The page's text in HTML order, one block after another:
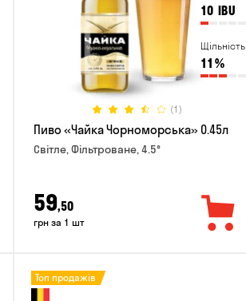
10 IBU
Щільність
11 %
(1)
Пиво «Чайка Чорноморська» 0.45л
Світле, Фільтроване, 4.5°
59,50
грн за 1 шт
Топ продажів